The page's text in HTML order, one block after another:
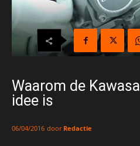
Waarom de
idee is
06/04/2016 door Redactie